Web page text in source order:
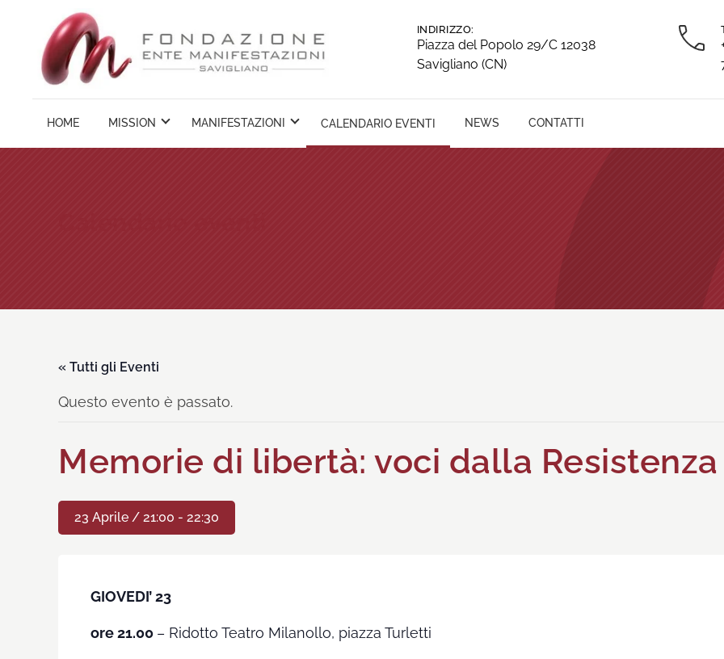
contenuti
INDIRIZZO:
Piazza del Popolo 29/C 12038
Savigliano (CN)
HOME MISSION MANIFESTAZIONI CALENDARIO EVENTI NEWS CONTATTI
« Tutti gli Eventi
Questo evento è passato.
Memorie di libertà: voci dalla
23 Aprile / 21:00 - 22:30
GIOVEDI’ 23
ore 21.00 – Ridotto Teatro Milanollo, piazza Turletti